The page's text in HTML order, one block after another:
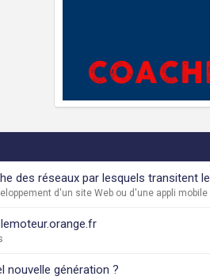
des réseaux par lesquels transitent
d'un site Web ou d'une appli mobile
nouvelle génération ?